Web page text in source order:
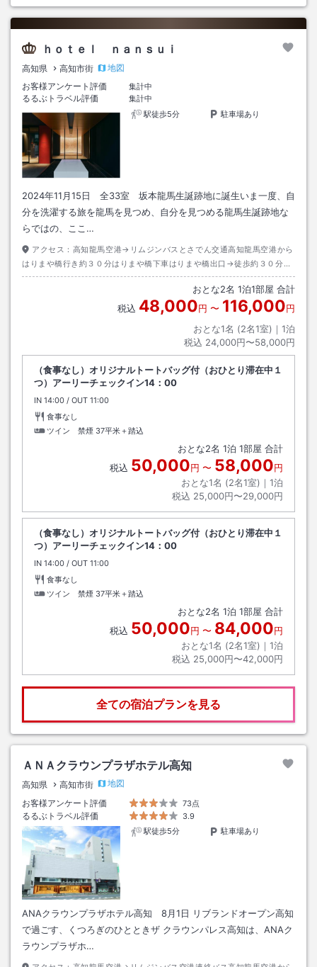
ｈｏｔｅｌ ｎａｎｓｕｉ
高知県 高知市街
地図
お客様アンケート評価
集計中
るるぶトラベル評価
集計中
駅徒歩5分
駐車場あり
2024年11月15日 全33室 坂本龍馬生誕跡地に誕生いま一度、自
分を洗濯する旅を龍馬を見つめ、自分を見つめる龍馬生誕跡地な
らではの、ここ…
アクセス： 高知龍馬空港→リムジンバスとさでん交通高知龍馬空港から
はりまや橋行き約３０分はりまや橋下車はりまや橋出口→徒歩約３０分ま
たはタクシー約１０分
おとな2名 1泊1部屋 合計
税込 48,000円 〜 116,000円
おとな1名 (2名1室)｜ 1泊
税込 24,000円〜58,000円
（食事なし）オリジナルトートバッグ付（おひとり滞在中１
つ）アーリーチェックイン14：00
IN チェックイン
14:00 / OUT チェックアウト
11:00
食事なし
ツイン 禁煙 37平米＋踏込
おとな2名 1泊 1部屋 合計
税込 50,000円 〜 58,000円
おとな1名 (2名1室)｜ 1泊
税込 25,000円〜29,000円
（食事なし）オリジナルトートバッグ付（おひとり滞在中１
つ）アーリーチェックイン14：00
IN チェックイン
14:00 / OUT チェックアウト
11:00
食事なし
ツイン 禁煙 37平米＋踏込
おとな2名 1泊 1部屋 合計
税込 50,000円 〜 84,000円
おとな1名 (2名1室)｜ 1泊
税込 25,000円〜42,000円
全ての宿泊プランを見る
ＡＮＡクラウンプラザホテル高知
高知県 高知市街
地図
お客様アンケート評価
73点
るるぶトラベル評価
3.9
駅徒歩5分
駐車場あり
ANAクラウンプラザホテル高知 8月1日 リブランドオープン高知
で過ごす、くつろぎのひとときザ クラウンパレス高知は、ANAク
ラウンプラザホ…